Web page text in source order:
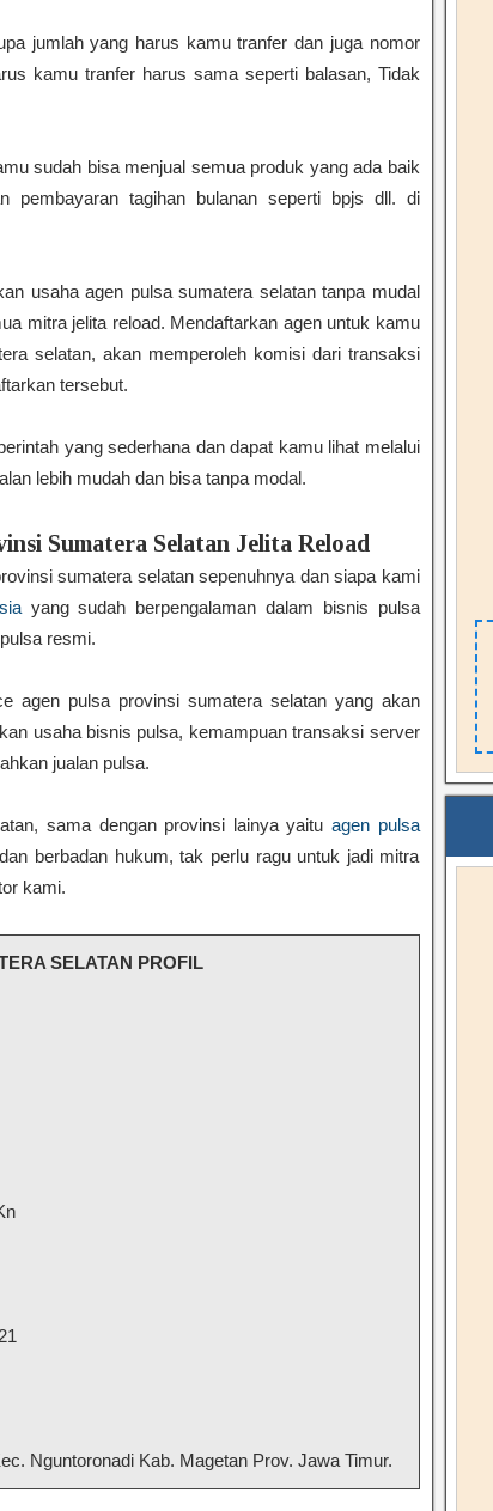
jumlah yang harus kamu tranfer dan juga nomor
kamu tranfer harus sama seperti balasan, Tidak
sudah bisa menjual semua produk yang ada baik
pembayaran tagihan bulanan seperti bpjs dll. di
usaha agen pulsa sumatera selatan tanpa mudal
mitra jelita reload. Mendaftarkan agen untuk kamu
selatan, akan memperoleh komisi dari transaksi
tersebut.
yang sederhana dan dapat kamu lihat melalui
lebih mudah dan bisa tanpa modal.
Sumatera Selatan Jelita Reload
sumatera selatan sepenuhnya dan siapa kami
yang sudah berpengalaman dalam bisnis pulsa
resmi.
agen pulsa provinsi sumatera selatan yang akan
usaha bisnis pulsa, kemampuan transaksi server
jualan pulsa.
sama dengan provinsi lainya yaitu agen pulsa
berbadan hukum, tak perlu ragu untuk jadi mitra
kami.
SELATAN PROFIL
Nguntoronadi Kab. Magetan Prov. Jawa Timur.